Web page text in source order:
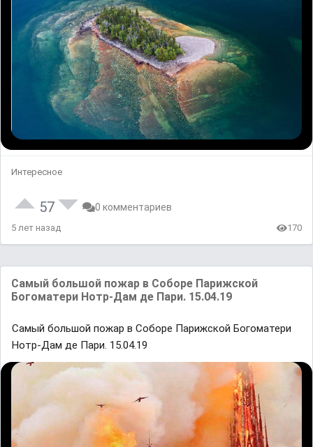
Интересное
57 0 комментариев
5 лет назад 170
Самый большой пожар в Соборе Парижской
Богоматери Нотр-Дам де Пари. 15.04.19
Самый большой пожар в Соборе Парижской Богоматери
Нотр-Дам де Пари. 15.04.19